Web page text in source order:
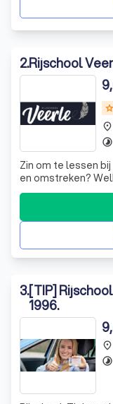
2.Rijschool
grade
Zin om te lessen
en omstreken?
Veerle, een kleine
passende
vooraan staat!
place
timelapse
3.[TIP]
1996.
place
timelapse